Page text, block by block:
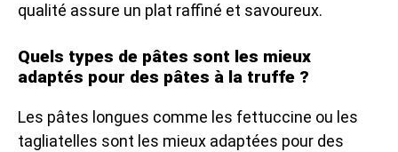
qualité assure un plat raffiné et savoureux.
Quels types de pâtes sont les mieux
adaptés pour des pâtes à la truffe ?
Les pâtes longues comme les fettuccine ou les
tagliatelles sont les mieux adaptées pour des